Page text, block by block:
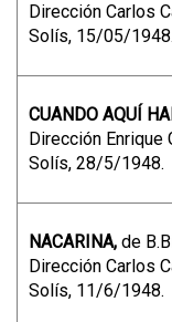
Dirección Carlos
Solís, 15/05/1948.
CUANDO AQUÍ
Dirección Enrique
Solís, 28/5/1948.
NACARINA, de
Dirección Carlos
Solís, 11/6/1948.